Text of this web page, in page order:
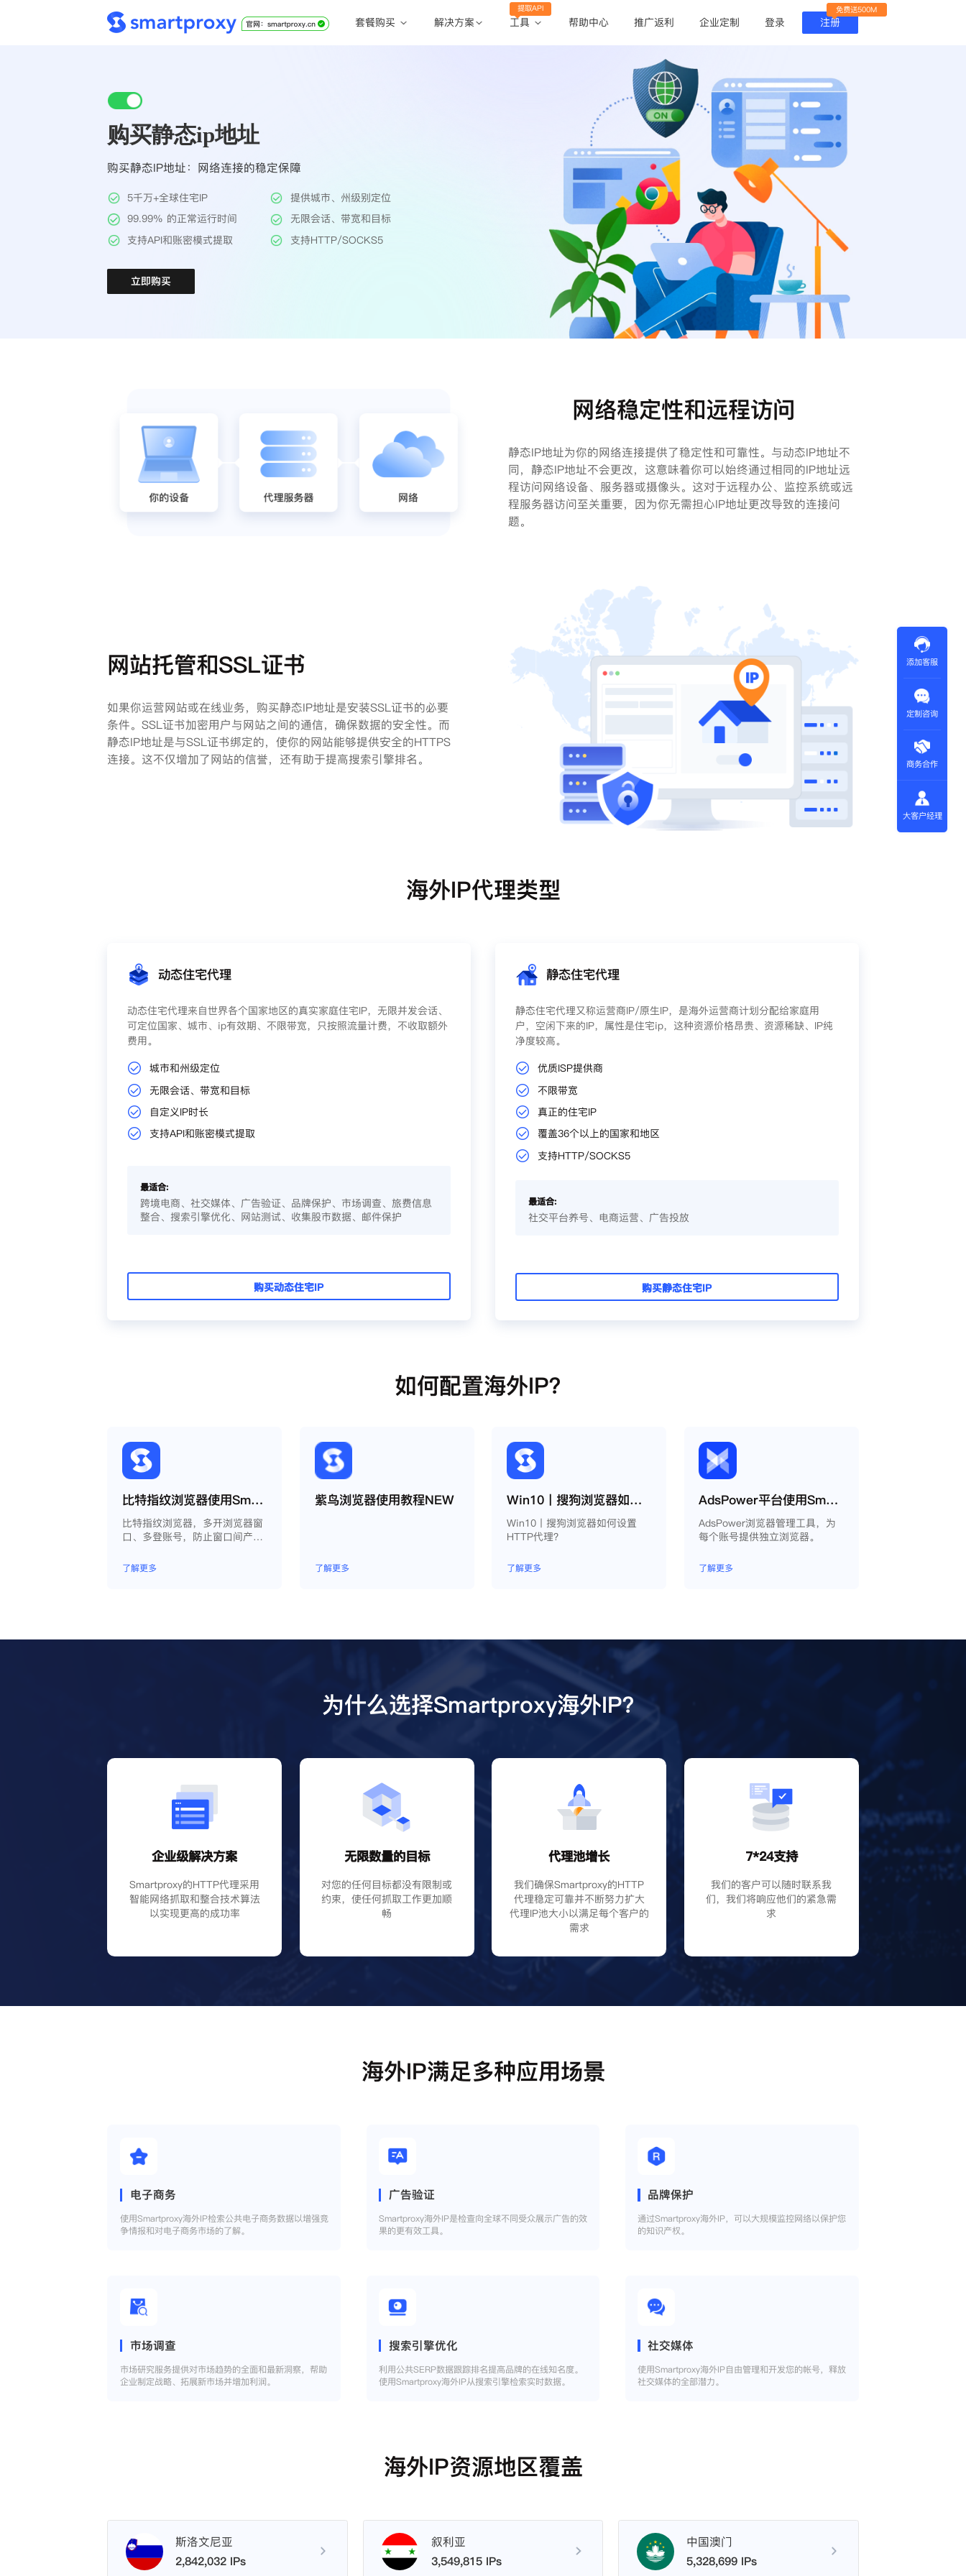
套餐购买 解决方案 工具
提取API
帮助中心 推广返利 企业定制 登录 注册
免费送500M
购买静态ip地址
购买静态IP地址：网络连接的稳定保障
5千万+全球住宅IP
提供城市、州级别定位
99.99% 的正常运行时间
无限会话、带宽和目标
支持API和账密模式提取
支持HTTP/SOCKS5
立即购买
网络稳定性和远程访问
静态IP地址为你的网络连接提供了稳定性和可靠性。与动态IP地址不
同，静态IP地址不会更改，这意味着你可以始终通过相同的IP地址远
程访问网络设备、服务器或摄像头。这对于远程办公、监控系统或远
程服务器访问至关重要，因为你无需担心IP地址更改导致的连接问
题。
网站托管和SSL证书
如果你运营网站或在线业务，购买静态IP地址是安装SSL证书的必要
条件。SSL证书加密用户与网站之间的通信，确保数据的安全性。而
静态IP地址是与SSL证书绑定的，使你的网站能够提供安全的HTTPS
连接。这不仅增加了网站的信誉，还有助于提高搜索引擎排名。
海外IP代理类型
动态住宅代理
动态住宅代理来自世界各个国家地区的真实家庭住宅IP，无限并发会话、
可定位国家、城市、ip有效期、不限带宽，只按照流量计费，不收取额外
费用。
城市和州级定位
无限会话、带宽和目标
自定义IP时长
支持API和账密模式提取
最适合:
跨境电商、社交媒体、广告验证、品牌保护、市场调查、旅费信息
整合、搜索引擎优化、网站测试、收集股市数据、邮件保护
购买动态住宅IP
静态住宅代理
静态住宅代理又称运营商IP/原生IP，是海外运营商计划分配给家庭用
户，空闲下来的IP，属性是住宅ip，这种资源价格昂贵、资源稀缺、IP纯
净度较高。
优质ISP提供商
不限带宽
真正的住宅IP
覆盖36个以上的国家和地区
支持HTTP/SOCKS5
最适合:
社交平台养号、电商运营、广告投放
购买静态住宅IP
如何配置海外IP？
比特指纹浏览器使用Smartproxy教程
比特指纹浏览器，多开浏览器窗
口、多登账号，防止窗口间产生
模拟独立的电脑信息，模拟不同
的IP地址，使得相互间完全环境
了解更多
紫鸟浏览器使用教程NEW
了解更多
Win10丨搜狗浏览器如何设置HTTP代理？
Win10丨搜狗浏览器如何设置
HTTP代理？
了解更多
AdsPower平台使用Smartproxy教程
AdsPower浏览器管理工具，为
每个账号提供独立浏览器。
了解更多
为什么选择Smartproxy海外IP？
企业级解决方案
Smartproxy的HTTP代理采用
智能网络抓取和整合技术算法
以实现更高的成功率
无限数量的目标
对您的任何目标都没有限制或
约束，使任何抓取工作更加顺
畅
代理池增长
我们确保Smartproxy的HTTP
代理稳定可靠并不断努力扩大
代理IP池大小以满足每个客户的
需求
7*24支持
我们的客户可以随时联系我
们，我们将响应他们的紧急需
求
海外IP满足多种应用场景
电子商务
使用Smartproxy海外IP检索公共电子商务数据以增强竞
争情报和对电子商务市场的了解。
广告验证
Smartproxy海外IP是检查向全球不同受众展示广告的效
果的更有效工具。
品牌保护
通过Smartproxy海外IP，可以大规模监控网络以保护您
的知识产权。
市场调查
市场研究服务提供对市场趋势的全面和最新洞察，帮助
企业制定战略、拓展新市场并增加利润。
搜索引擎优化
利用公共SERP数据跟踪排名提高品牌的在线知名度。
使用Smartproxy海外IP从搜索引擎检索实时数据。
社交媒体
使用Smartproxy海外IP自由管理和开发您的帐号，释放
社交媒体的全部潜力。
海外IP资源地区覆盖
斯洛文尼亚
2,842,032 IPs
叙利亚
3,549,815 IPs
中国澳门
5,328,699 IPs
添加客服
定制咨询
商务合作
大客户经理